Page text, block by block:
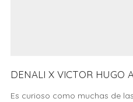
DENALI X VICTOR HUGO
Es curioso como muchas de